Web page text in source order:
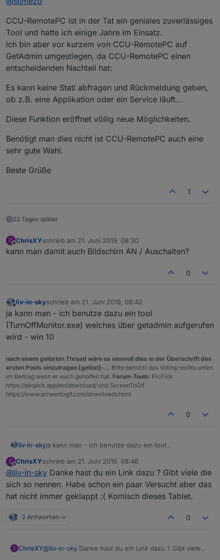
CCU-RemotePC ist in der Tat ein geniales zuverlässiges
Tool und hatte ich einige Jahre im Einsatz.
Ich bin aber vor kurzem von CCU-RemotePC auf
GetAdmin umgestiegen, da CCU-RemotePC einen
entscheidenden Nachteil hat:
Es kann keine Stati abfragen und Rückmeldung geben,
ob z.B. eine Applikation oder ein Service läuft...
Diese Funktion eröffnet völlig neue Möglichkeiten.
Benötigt man dies nicht ist CCU-RemotePC auch eine
sehr gute Wahl.
Beste Grüße
1
23 Tagen später
C ChrisXYschrieb am 21. Juni 2019, 08:30
zuletzt editiert von
kann man damit auch Bildschirn AN / Auschalten?
0
Offline
liv-in-skyschrieb am 21. Juni 2019, 08:42
zuletzt editiert von
ja kann man - ich benutze dazu ein tool
(TurnOffMonitor.exe) welches über getadmin aufgerufen
wird - win 10
nach einem gelösten Thread wäre es sinnvoll dies in der Überschrift des
ersten Posts einzutragen [gelöst]-... Bitte benutzt das Voting rechts unten
im Beitrag wenn er euch geholfen hat. Forum-Tools: PicPick
https://picpick.app/en/download/ und ScreenToGif
https://www.screentogif.com/downloads.html
0
liv-in-skyja kann man - ich benutze dazu ein tool
aufgerufen wird - win 10
C
Offline
ChrisXYschrieb am 21. Juni 2019, 08:46
zuletzt editiert von
@liv-in-sky Danke hast du ein Link dazu ? Gibt viele die
sich so nennen. Habe schon ein paar Versucht aber das
hat nicht immer geklappt :( Komisch dieses Tablet.
2 Antworten 0
C ChrisXY@liv-in-sky Danke hast du ein Link dazu ? Gibt viele